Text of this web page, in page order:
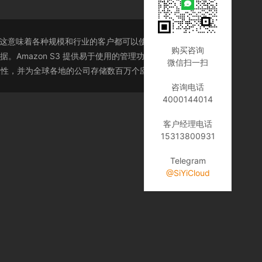
味着各种规模和行业的客户都可以使用它来存储和保护
Amazon S3 提供易于使用的管理功能，以便组织数据
并为全球各地的公司存储数百万个应用程序的数据。
购买咨询
微信扫一扫
咨询电话
4000144014
客户经理电话
15313800931
Telegram
@SiYiCloud